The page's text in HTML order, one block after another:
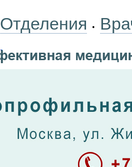
Отделения •